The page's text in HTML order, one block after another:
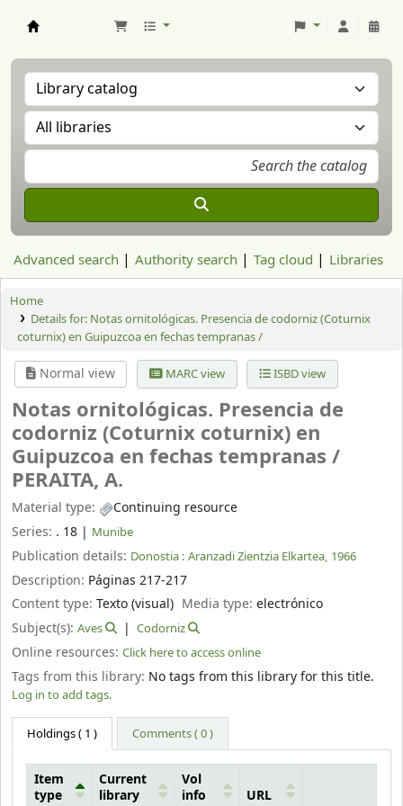
Advanced search Authority search Tag cloud Libraries
Home
Details for: Notas ornitológicas. Presencia de codorniz (Coturnix
coturnix) en Guipuzcoa en fechas tempranas /
Normal view MARC view ISBD view
Notas ornitológicas. Presencia de
codorniz (Coturnix coturnix) en
Guipuzcoa en fechas tempranas /
PERAITA, A.
Material type:
Continuing resource
Series: . 18 | Munibe
Publication details: Donostia : Aranzadi Zientzia Elkartea, 1966
Description: Páginas 217-217
Content type: Texto (visual) Media type:electrónico
Subject(s): Aves Codorniz
Online resources: Click here to access online
Tags from this library: No tags from this library for this title.
Log in to add tags.
Holdings( 1 ) Comments ( 0 )
Item
type
Current
library
Vol
info
URL